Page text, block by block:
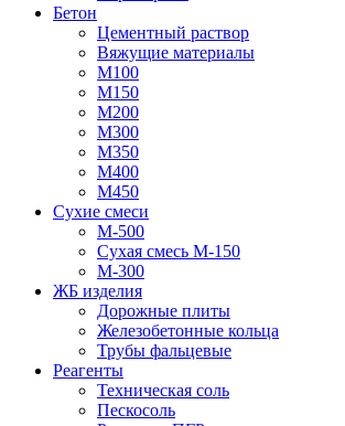
Бетон
Цементный раствор
Вяжущие материалы
М100
М150
М200
М300
М350
М400
М450
Сухие смеси
М-500
Сухая смесь М-150
М-300
ЖБ изделия
Дорожные плиты
Железобетонные кольца
Трубы фальцевые
Реагенты
Техническая соль
Пескосоль